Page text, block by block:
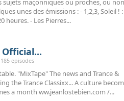
sujets maçonniques ou proches, ou
unes des émissions : - 1,2,3, Soleil !
heures. - Les Pierres...
Official...
episodes
"MixTape" The news and Trance &
the Trance Classixx... A culture
a month ww.jeanlostebien.com /...